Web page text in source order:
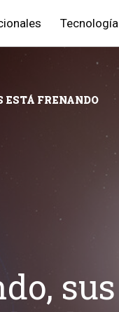
Tecnología
ESTÁ FRENANDO
sus